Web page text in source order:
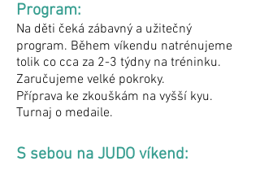
Program:
Na děti čeká zábavný a užitečný
program. Během víkendu natrénujeme
tolik co cca za 2-3 týdny na tréninku.
Zaručujeme velké pokroky.
Příprava ke zkouškám na vyšší kyu.
Turnaj o medaile.
S sebou na JUDO víkend: